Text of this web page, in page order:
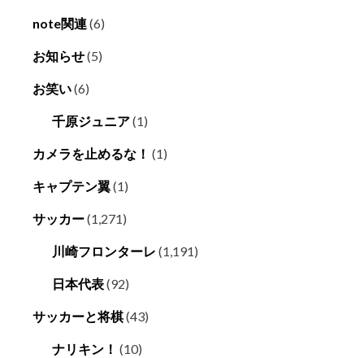
note関連(6)
お知らせ(5)
お笑い(6)
千原ジュニア(1)
カメラを止めるな！ (1)
キャプテン翼(1)
サッカー(1,271)
川崎フロンターレ (1,191)
日本代表(92)
サッカーと将棋(43)
ナリキン！ (10)